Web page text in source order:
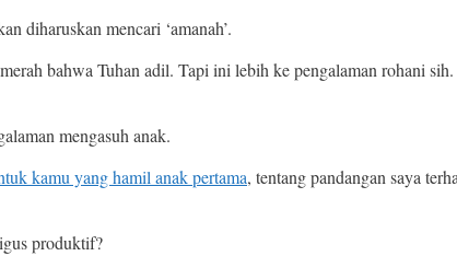
diharuskan mencari ‘amanah’.
bahwa Tuhan adil. Tapi ini lebih ke pengalaman rohani
mengasuh anak.
kamu yang hamil anak pertama, tentang pandangan saya
produktif?